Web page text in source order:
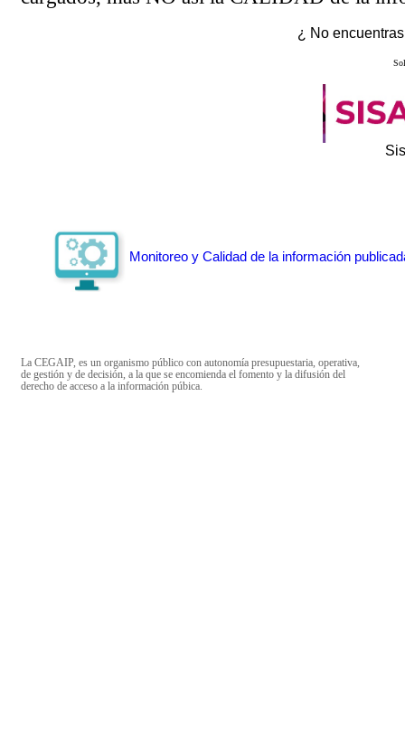
¿ No
Monitoreo y Calidad de la información
La CEGAIP, es un organismo público con autonomía presupuestaria, operativa,
de gestión y de decisión, a la que se encomienda el fomento y la difusión del
derecho de acceso a la información púbica.